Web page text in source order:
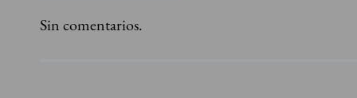
Sin comentarios.